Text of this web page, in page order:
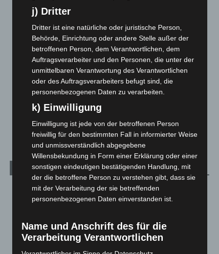
Blaulicht
Corona-News
Hannover und Region
5.039
Langenhagen und Ortsteile
Leserbriefe
Menschen
Über uns
Veranstaltungen
Archiv
August 2026(14)
Juli 2026(73)
Mai 2026(99)
j) Dritter
Dritter ist eine natürliche oder juristische Person,
Behörde, Einrichtung oder andere Stelle außer der
betroffenen Person, dem Verantwortlichen, dem
Auftragsverarbeiter und den Personen, die unter der
unmittelbaren Verantwortung des Verantwortlichen
oder des Auftragsverarbeiters befugt sind, die
personenbezogenen Daten zu verarbeiten.
k) Einwilligung
Einwilligung ist jede von der betroffenen Person
freiwillig für den bestimmten Fall in informierter Weise
und unmissverständlich abgegebene
Willensbekundung in Form einer Erklärung oder einer
sonstigen eindeutigen bestätigenden Handlung, mit
der die betroffene Person zu verstehen gibt, dass sie
mit der Verarbeitung der sie betreffenden
personenbezogenen Daten einverstanden ist.
Name und Anschrift des für die
Verarbeitung Verantwortlichen